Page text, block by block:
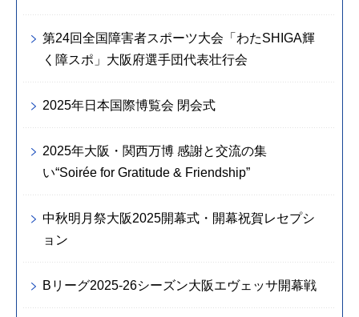
第24回全国障害者スポーツ大会「わたSHIGA輝
く障スポ」大阪府選手団代表壮行会
2025年日本国際博覧会 閉会式
2025年大阪・関西万博 感謝と交流の集
い“Soirée for Gratitude & Friendship”
中秋明月祭大阪2025開幕式・開幕祝賀レセプシ
ョン
Bリーグ2025-26シーズン大阪エヴェッサ開幕戦